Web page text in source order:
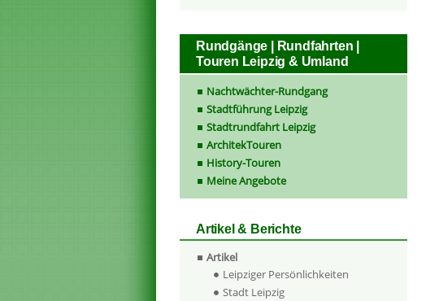
Rundgänge | Rundfahrten |
Touren Leipzig & Umland
Nachtwächter-Rundgang
Stadtführung Leipzig
Stadtrundfahrt Leipzig
ArchitekTouren
History-Touren
Meine Angebote
Artikel & Berichte
Artikel
Leipziger Persönlichkeiten
Stadt Leipzig